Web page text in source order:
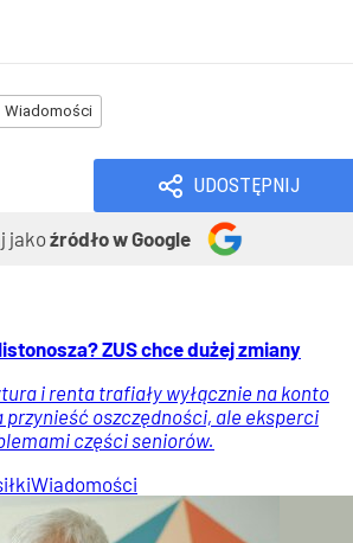
Wiadomości
UDOSTĘPNIJ
jakoźródło w Google
ZUS chce dużej zmiany
i renta trafiały wyłącznie na konto
przynieść oszczędności, ale eksperci
części seniorów.
Wiadomości